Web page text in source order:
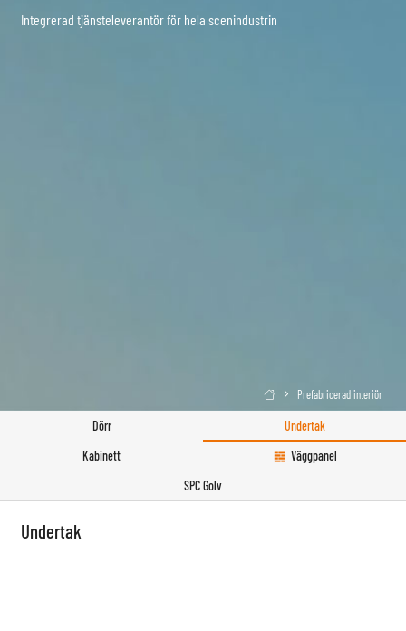
Integrerad tjänsteleverantör för hela scenindustrin
 Prefabricerad interiör
Dörr
Undertak
Kabinett
Väggpanel
SPC Golv
Undertak